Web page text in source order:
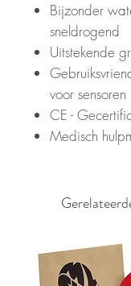
Bijzonder
sneldrogend
Uitstekende
voor sensoren
CE -
Medisch